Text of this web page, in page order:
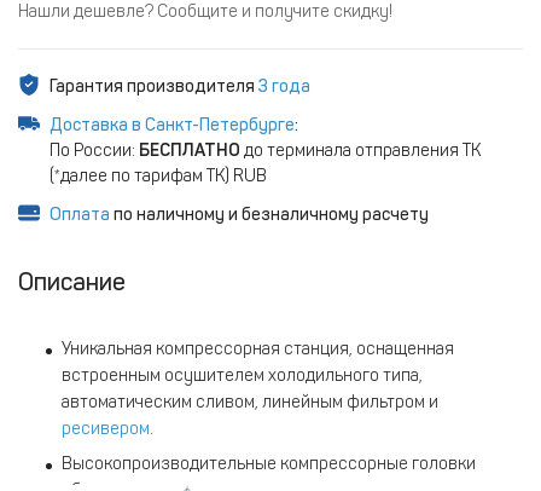
Нашли дешевле? Сообщите и получите скидку!
Гарантия производителя 3 года
Доставка в Санкт-Петербурге:
По России: БЕСПЛАТНО до терминала отправления ТК
(*далее по тарифам ТК) RUB
Оплата по наличному и безналичному расчету
Описание
Уникальная компрессорная станция, оснащенная
встроенным осушителем холодильного типа,
автоматическим сливом, линейным фильтром и
ресивером.
Высокопроизводительные компрессорные головки